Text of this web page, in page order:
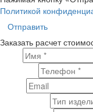
Политикой
Отправить
Заказать расчет